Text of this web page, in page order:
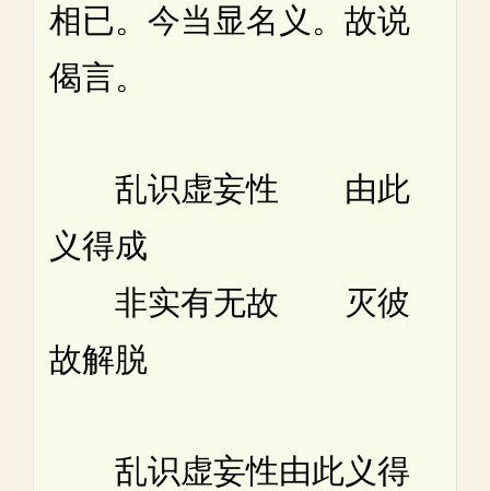
相已。今当显名义。故说
偈言。
乱识虚妄性 由此
义得成
非实有无故 灭彼
故解脱
乱识虚妄性由此义得